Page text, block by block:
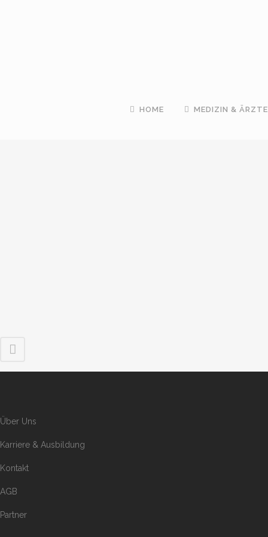
HOME MEDIZIN & ÄRZTE
Über Uns
Karriere & Ausbildung
Kontakt
AGB
Partner